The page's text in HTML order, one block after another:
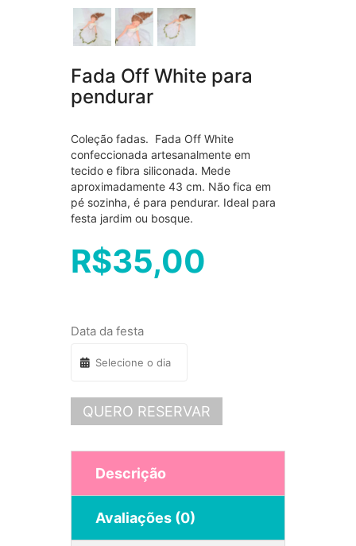
Fada Off White para
pendurar
Coleção fadas. Fada Off White
confeccionada artesanalmente em
tecido e fibra siliconada. Mede
aproximadamente 43 cm. Não fica em
pé sozinha, é para pendurar. Ideal para
festa jardim ou bosque.
R$35,00
Data da festa
QUERO RESERVAR
Descrição
Avaliações (0)